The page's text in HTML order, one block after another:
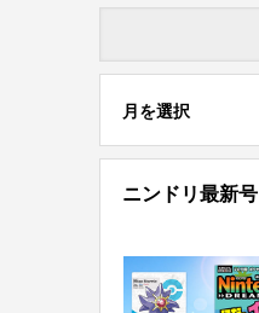
月を選択
ニンドリ最新号